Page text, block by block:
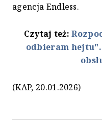
agencja Endless.
Czytaj też:
odbieram
(KAP, 20.01.2026)